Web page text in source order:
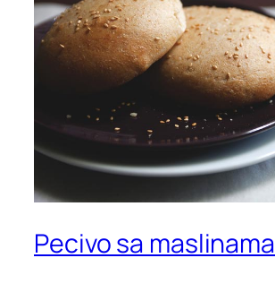
Pecivo sa maslinama